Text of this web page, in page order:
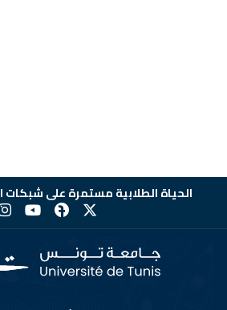
الحياة الطلابية مستمرة على شبكات